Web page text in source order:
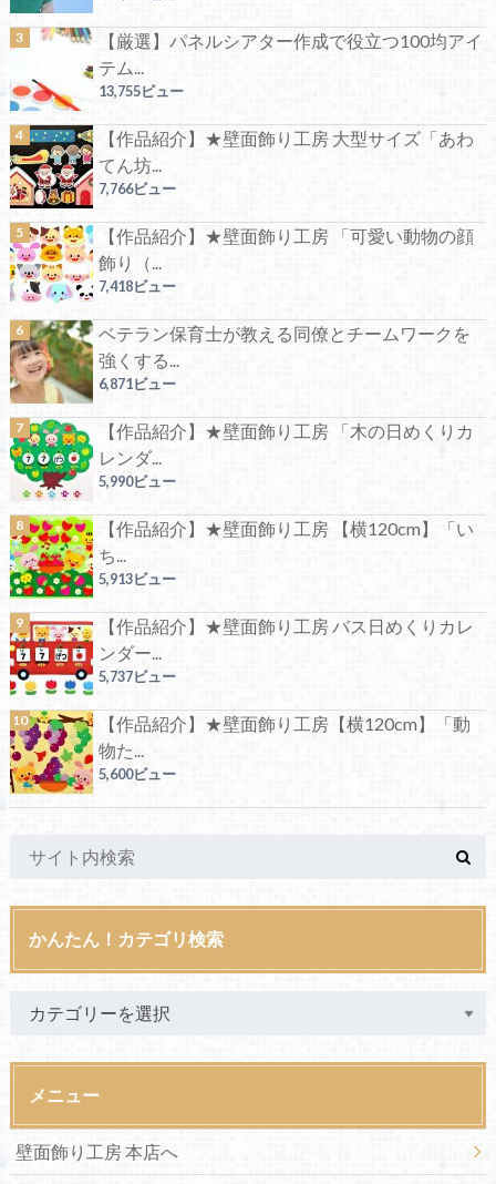
【厳選】パネルシアター作成で役立つ100均アイ
テム...
13,755ビュー
【作品紹介】★壁面飾り工房 大型サイズ「あわ
てん坊...
7,766ビュー
【作品紹介】★壁面飾り工房 「可愛い動物の顔
飾り（...
7,418ビュー
ベテラン保育士が教える同僚とチームワークを
強くする...
6,871ビュー
【作品紹介】★壁面飾り工房 「木の日めくりカ
レンダ...
5,990ビュー
【作品紹介】★壁面飾り工房 【横120cm】「い
ち...
5,913ビュー
【作品紹介】★壁面飾り工房 バス日めくりカレ
ンダー...
5,737ビュー
【作品紹介】★壁面飾り工房【横120cm】「動
物た...
5,600ビュー
かんたん！カテゴリ検索
メニュー
壁面飾り工房 本店へ